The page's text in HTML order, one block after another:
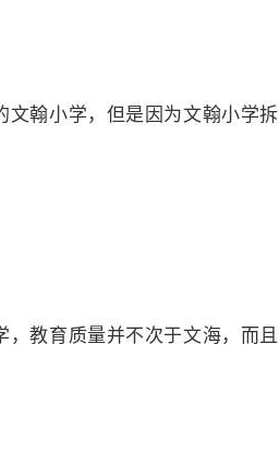
翰小学，但是因为文翰小学
教育质量并不次于文海，而且